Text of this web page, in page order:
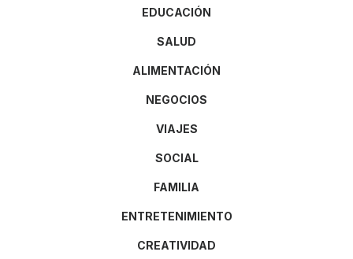
EDUCACIÓN
SALUD
ALIMENTACIÓN
NEGOCIOS
VIAJES
SOCIAL
FAMILIA
ENTRETENIMIENTO
CREATIVIDAD